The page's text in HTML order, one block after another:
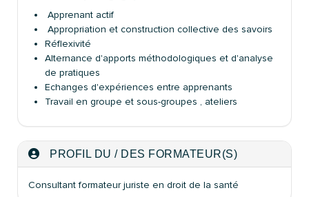
Apprenant actif
Appropriation et construction collective des savoirs
Réflexivité
Alternance d'apports méthodologiques et d'analyse
de pratiques
Echanges d'expériences entre apprenants
Travail en groupe et sous-groupes , ateliers
PROFIL DU / DES FORMATEUR(S)
Consultant formateur juriste en droit de la santé